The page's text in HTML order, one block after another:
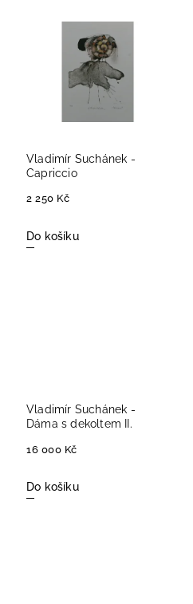
Nejdražší
Nejprodávanější
Vladimír Suchánek -
Capriccio
2 250 Kč
Do košíku
Vladimír Suchánek -
Dáma s dekoltem II.
16 000 Kč
Do košíku